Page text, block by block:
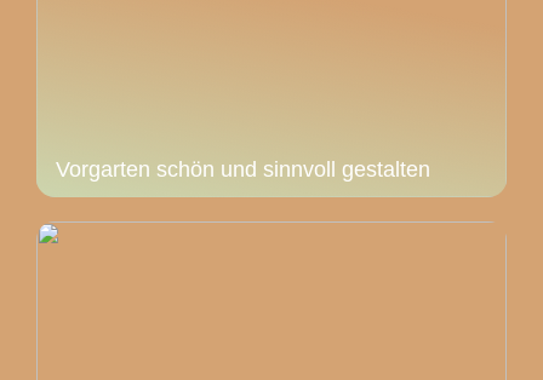
Vorgarten schön und sinnvoll gestalten